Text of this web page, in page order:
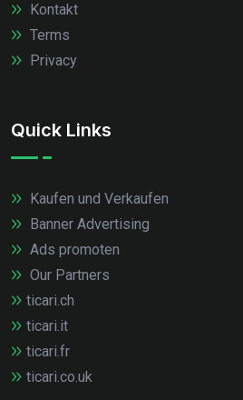
Kontakt
Terms
Privacy
Quick Links
Kaufen und Verkaufen
Banner Advertising
Ads promoten
Our Partners
ticari.ch
ticari.it
ticari.fr
ticari.co.uk